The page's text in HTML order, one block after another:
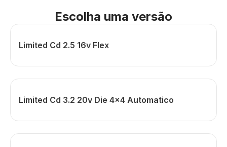
Escolha uma versão
Limited Cd 2.5 16v Flex
Limited Cd 3.2 20v Die 4x4 Automatico